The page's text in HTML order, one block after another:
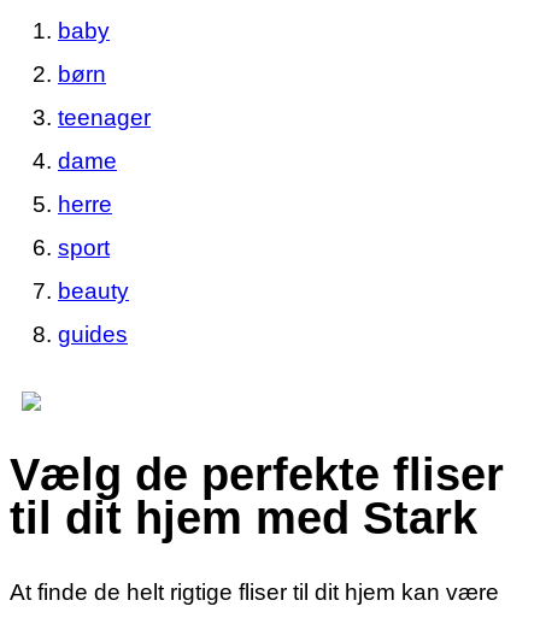
baby
børn
teenager
dame
herre
sport
beauty
guides
Vælg de perfekte fliser
til dit hjem med Stark
At finde de helt rigtige fliser til dit hjem kan være